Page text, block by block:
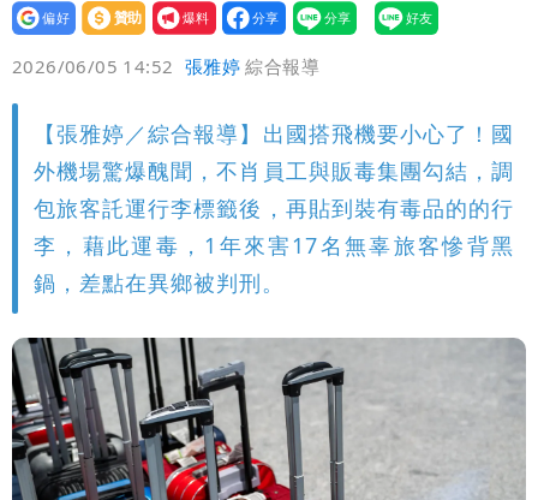
設為
贊助
我要
爆料
2026/06/05 14:52 張雅婷 綜合報導
【張雅婷／綜合報導】出國搭飛機要小心了！國
外機場驚爆醜聞，不肖員工與販毒集團勾結，調
包旅客託運行李標籤後，再貼到裝有毒品的的行
李，藉此運毒，1年來害17名無辜旅客慘背黑
鍋，差點在異鄉被判刑。